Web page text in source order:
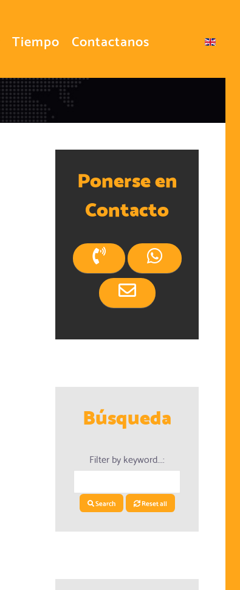
Tiempo Contactanos Seleccione su idioma
Ponerse en
Contacto
Búsqueda
Filter by keyword...:
Search Reset all